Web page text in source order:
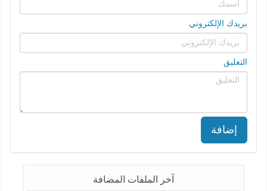
بريدك الإلكتروني
التعليق
إضافة
آخر الملفات المضافة